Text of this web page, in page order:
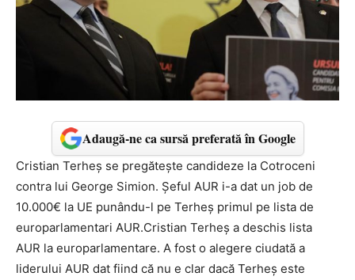
Adaugă-ne ca sursă preferată în Google
Cristian Terheș se pregătește candideze la Cotroceni
contra lui George Simion. Șeful AUR i-a dat un job de
10.000€ la UE punându-l pe Terheș primul pe lista de
europarlamentari AUR.Cristian Terheș a deschis lista
AUR la europarlamentare. A fost o alegere ciudată a
liderului AUR dat fiind că nu e clar dacă Terheș este